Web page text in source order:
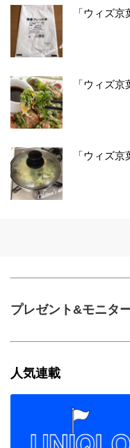
「ウィズ
「ウィズ
「ウィズ
プレゼント&モニタ
人気連載